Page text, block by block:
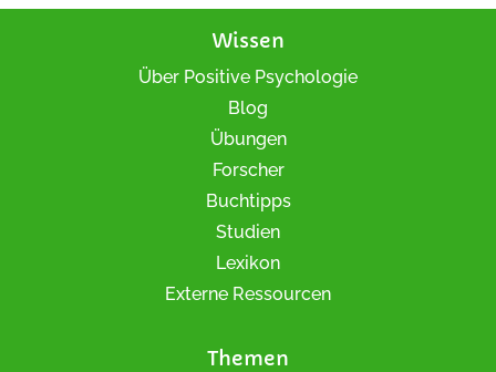
Wissen
Über Positive Psychologie
Blog
Übungen
Forscher
Buchtipps
Studien
Lexikon
Externe Ressourcen
Themen